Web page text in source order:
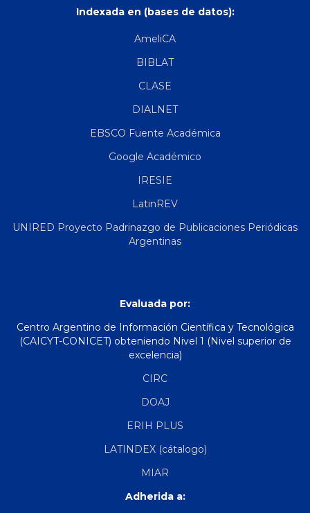
Indexada en (bases de datos):
AmeliCA
BIBLAT
CLASE
DIALNET
EBSCO Fuente Académica
Google Académico
IRESIE
LatinREV
UNIRED Proyecto Padrinazgo de Publicaciones Periódicas
Argentinas
Evaluada por:
Centro Argentino de Información Científica y Tecnológica
(CAICYT-CONICET) obteniendo Nivel 1 (Nivel superior de
excelencia)
CIRC
DOAJ
ERIH PLUS
LATINDEX (cátalogo)
MIAR
Adherida a: